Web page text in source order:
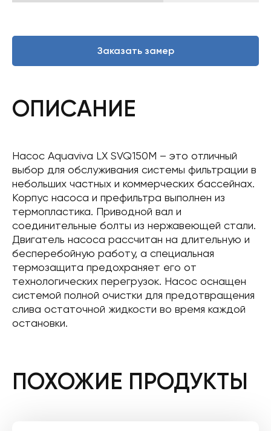
Заказать замер
ОПИСАНИЕ
Насос Aquaviva LX SVQ150M – это отличный
выбор для обслуживания системы фильтрации в
небольших частных и коммерческих бассейнах.
Корпус насоса и префильтра выполнен из
термопластика. Приводной вал и
соединительные болты из нержавеющей стали.
Двигатель насоса рассчитан на длительную и
бесперебойную работу, а специальная
термозащита предохраняет его от
технологических перегрузок. Насос оснащен
системой полной очистки для предотвращения
слива остаточной жидкости во время каждой
остановки.
ПОХОЖИЕ ПРОДУКТЫ